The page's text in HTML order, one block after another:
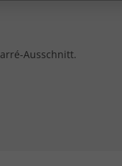
Ausschnitt.